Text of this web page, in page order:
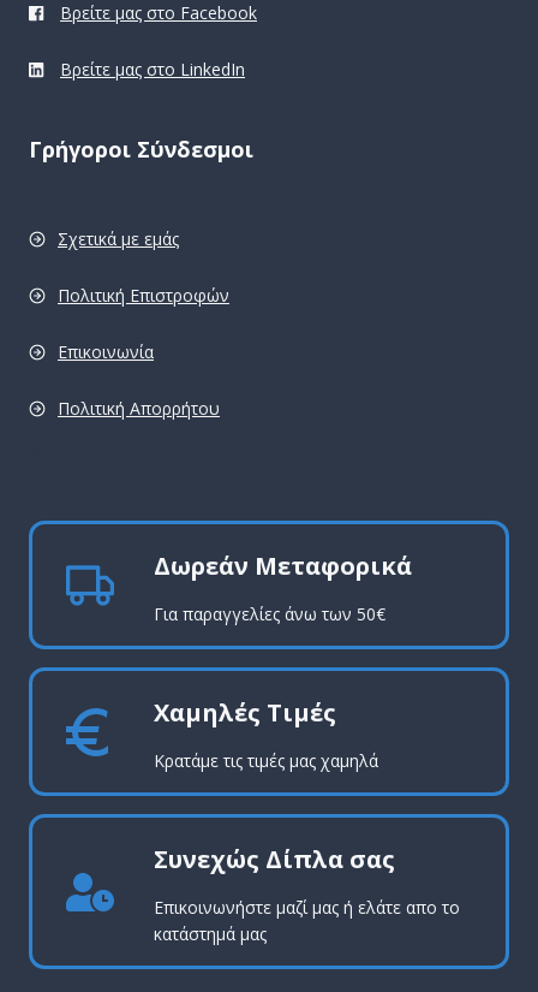
Βρείτε μας στο Facebook
Βρείτε μας στο LinkedIn
Γρήγοροι Σύνδεσμοι
Σχετικά με εμάς
Πολιτική Επιστροφών
Επικοινωνία
Πολιτική Απορρήτου
Δωρεάν Μεταφορικά
Για παραγγελίες άνω των 50€
Χαμηλές Τιμές
Κρατάμε τις τιμές μας χαμηλά
Συνεχώς Δίπλα σας
Επικοινωνήστε μαζί μας ή ελάτε απο το
κατάστημά μας